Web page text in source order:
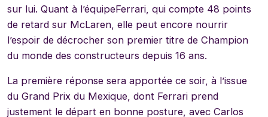
sur lui. Quant à l’équipeFerrari, qui compte 48 points
de retard sur McLaren, elle peut encore nourrir
l’espoir de décrocher son premier titre de Champion
du monde des constructeurs depuis 16 ans.
La première réponse sera apportée ce soir, à l’issue
du Grand Prix du Mexique, dont Ferrari prend
justement le départ en bonne posture, avec Carlos